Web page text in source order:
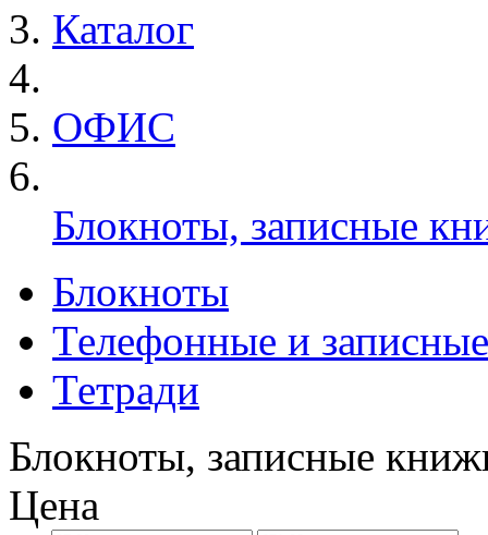
Каталог
ОФИС
Блокноты, записные
Блокноты
Телефонные и
Тетради
Блокноты, записные
Цена